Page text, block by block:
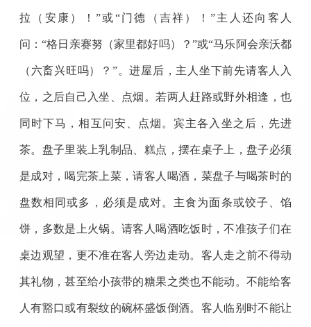
拉（安康）！”或“门德（吉祥）！”主人还向客人
问：“格日亲赛努（家里都好吗）？”或“马乐阿会亲沃都
（六畜兴旺吗）？”。进屋后，主人坐下前先请客人入
位，之后自己入坐、点烟。若两人赶路或野外相逢，也
同时下马，相互问安、点烟。宾主各入坐之后，先进
茶。盘子里装上乳制品、糕点，摆在桌子上，盘子必须
是成对，喝完茶上菜，请客人喝酒，菜盘子与喝茶时的
盘数相同或多，必须是成对。主食为面条或饺子、馅
饼，多数是上火锅。请客人喝酒吃饭时，不准孩子们在
桌边观望，更不准在客人旁边走动。客人走之前不得动
其礼物，甚至给小孩带的糖果之类也不能动。不能给客
人有豁口或有裂纹的碗杯盛饭倒酒。客人临别时不能让